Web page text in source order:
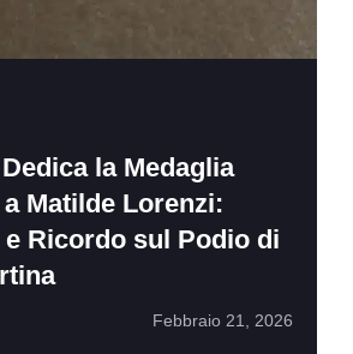
la Medaglia
a Matilde Lorenzi:
Ricordo sul Podio di
Febbraio 21, 2026